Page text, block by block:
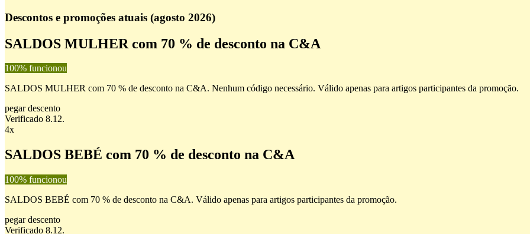
Descontos e promoções atuais (agosto 2026)
SALDOS MULHER com 70 % de desconto na C&A
100% funcionou
SALDOS MULHER com 70 % de desconto na C&A. Nenhum código necessário. Válido apenas para artigos participantes da promoção.
pegar descento
Verificado 8.12.
4x
SALDOS BEBÉ com 70 % de desconto na C&A
100% funcionou
SALDOS BEBÉ com 70 % de desconto na C&A. Válido apenas para artigos participantes da promoção.
pegar descento
Verificado 8.12.